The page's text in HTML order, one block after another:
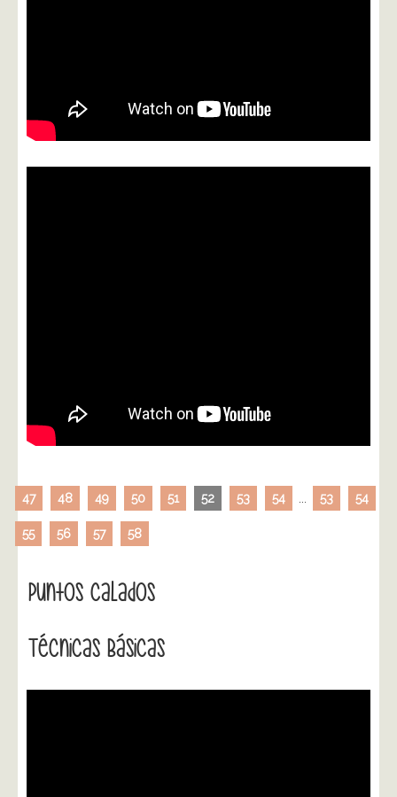
47 48 49 50 51 52 53 54 53 54
55 56 57 58
Puntos Calados
Técnicas Básicas